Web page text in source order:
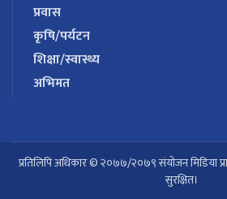
प्रवास
कृषि/पर्यटन
शिक्षा/स्वास्थ्य
अभिमत
प्रतिलिपि अधिकार © २०७७/२०७९ संयोजन मिडिया
सुरक्षित।